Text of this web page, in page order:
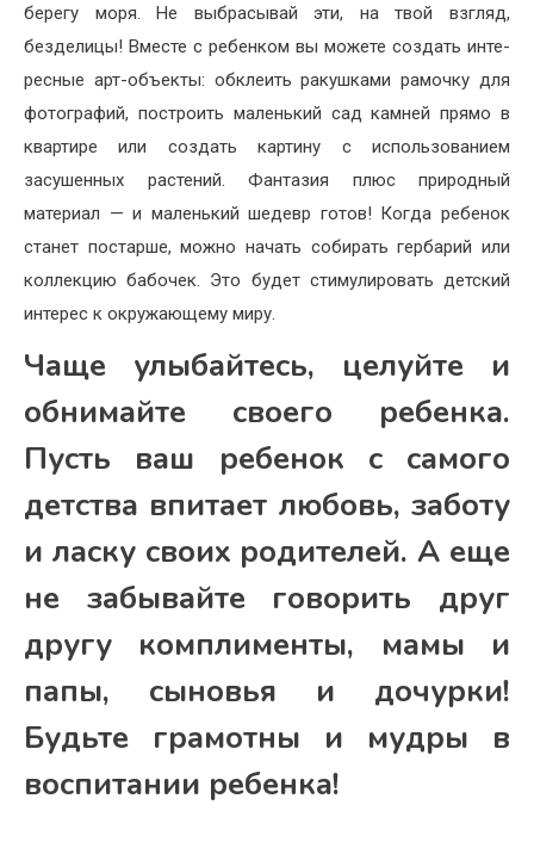
берегу моря. Не выбра­сывай эти, на твой взгляд,
безделицы! Вместе с ребен­ком вы можете создать инте­
ресные арт-объекты: обклеить ракушками рамочку для
фото­графий, построить маленький сад камней прямо в
квартире или создать картину с исполь­зованием
засушенных расте­ний. Фантазия плюс природ­ный
материал — и маленький шедевр готов! Когда ребенок
станет постарше, можно на­чать собирать гербарий или
коллекцию бабочек. Это будет стимулировать детский
инте­рес к окружающему миру.
Чаще улыбайтесь, целуйте и
обнимайте своего ребенка.
Пусть ваш ребенок с самого
детства впитает любовь, заботу
и ласку своих родителей. А еще
не забывайте говорить друг
другу комплименты, мамы и
папы, сыновья и дочурки!
Будьте грамотны и мудры в
воспитании ребенка!